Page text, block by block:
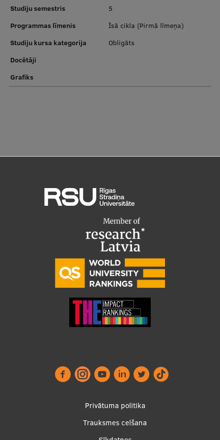
Pētniecības datu pārvaldība
RSU zinātnes portāls
Zinātnes ietekme
Pētniecības platformas
Doktorantūras skola
Vertikāli integrētie projekti
Inovāciju centrs
Starptautiskā sadarbība
Mobilitātes programmas
Starptautiskie projekti
Starptautiskie sadarbības partneri
Studiju semestris
5
Programmas līmenis
Īsā cikla (Pirmā līmeņa)
Studiju kursa kategorija
Obligāts
Docētāji
Grafiks
Privātuma politika
Trauksmes celšana